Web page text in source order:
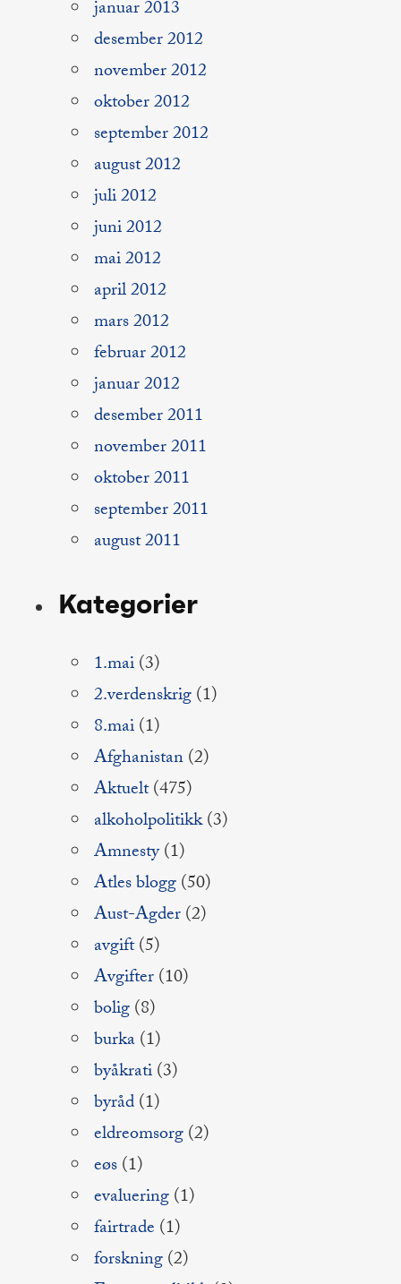
januar 2013
desember 2012
november 2012
oktober 2012
september 2012
august 2012
juli 2012
juni 2012
mai 2012
april 2012
mars 2012
februar 2012
januar 2012
desember 2011
november 2011
oktober 2011
september 2011
august 2011
Kategorier
1.mai(3)
2.verdenskrig(1)
8.mai(1)
Afghanistan(2)
Aktuelt(475)
alkoholpolitikk(3)
Amnesty(1)
Atles blogg(50)
Aust-Agder(2)
avgift(5)
Avgifter(10)
bolig(8)
burka(1)
byåkrati(3)
byråd(1)
eldreomsorg(2)
eøs(1)
evaluering(1)
fairtrade (1)
forskning(2)